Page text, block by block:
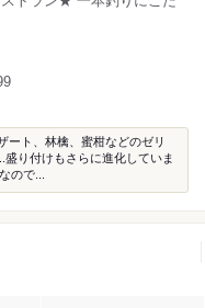
ート、林檎、蜜柑などのゼリ
り付けもさらに進化していま
ので...